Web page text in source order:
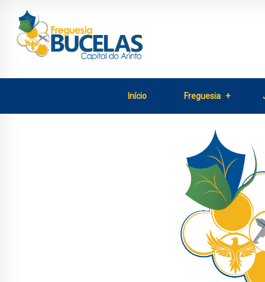
Início Freguesia